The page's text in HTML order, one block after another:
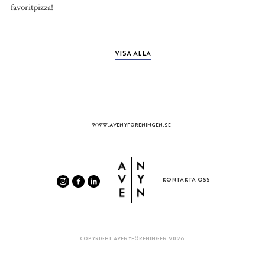
favoritpizza!
VISA ALLA
WWW.AVENYFORENINGEN.SE
KONTAKTA OSS
COPYRIGHT AVENYFÖRENINGEN 2026